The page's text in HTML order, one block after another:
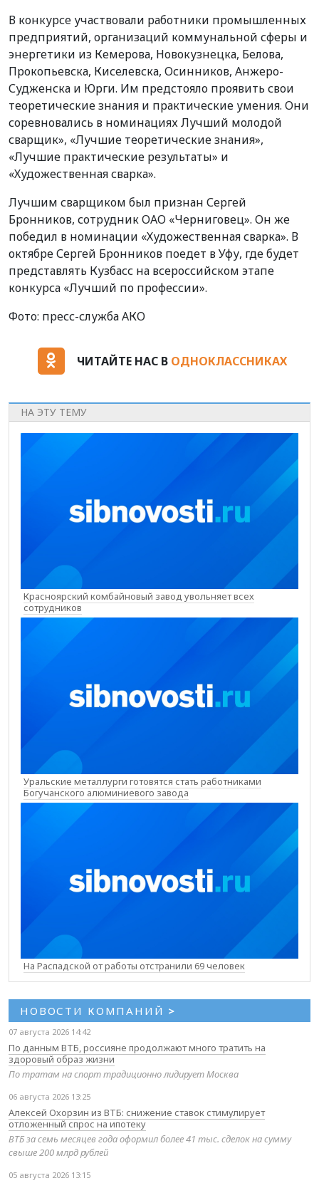
В конкурсе участвовали работники промышленных
предприятий, организаций коммунальной сферы и
энергетики из Кемерова, Новокузнецка, Белова,
Прокопьевска, Киселевска, Осинников, Анжеро-
Судженска и Юрги. Им предстояло проявить свои
теоретические знания и практические умения. Они
соревновались в номинациях Лучший молодой
сварщик», «Лучшие теоретические знания»,
«Лучшие практические результаты» и
«Художественная сварка».
Лучшим сварщиком был признан Сергей
Бронников, сотрудник ОАО «Черниговец». Он же
победил в номинации «Художественная сварка». В
октябре Сергей Бронников поедет в Уфу, где будет
представлять Кузбасс на всероссийском этапе
конкурса «Лучший по профессии».
Фото: пресс-служба АКО
ЧИТАЙТЕ НАС В ОДНОКЛАССНИКАХ
НА ЭТУ ТЕМУ
Красноярский комбайновый завод увольняет всех
сотрудников
Уральские металлурги готовятся стать работниками
Богучанского алюминиевого завода
На Распадской от работы отстранили 69 человек
НОВОСТИ КОМПАНИЙ >
07 августа 2026 14:42
По данным ВТБ, россияне продолжают много тратить на
здоровый образ жизни
По тратам на спорт традиционно лидирует Москва
06 августа 2026 13:25
Алексей Охорзин из ВТБ: снижение ставок стимулирует
отложенный спрос на ипотеку
ВТБ за семь месяцев года оформил более 41 тыс. сделок на сумму
свыше 200 млрд рублей
05 августа 2026 13:15